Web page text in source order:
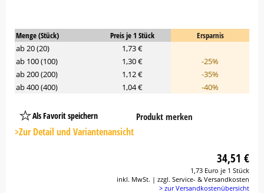
Menge (Stück) Preis je 1 Stück
Ersparnis
ab 20 (20)
1,73 €
ab 100 (100)
1,30 €
-25%
ab 200 (200)
1,12 €
-35%
ab 400 (400)
1,04 € -40%
Als Favorit speichern
Platzhalter
Button
Produkt merken
>Zur Detail und Variantenansicht
34,51 €
1,73 Euro je 1 Stück
inkl. MwSt. | zzgl. Service- & Versandkosten
> zur Versandkostenübersicht